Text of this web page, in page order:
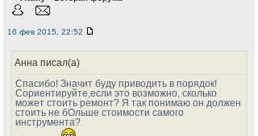
16 фев 2015, 22:52
Анна писал(а)
Спасибо! Значит буду приводить в порядок!
Сориентируйте,если это возможно, сколько
может стоить ремонт? Я так понимаю он должен
стоить не бОльше стоимости самого
инструмента?